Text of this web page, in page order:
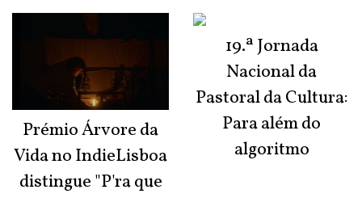
Prémio Árvore da
Vida no IndieLisboa
distingue "P'ra que
19.ª Jornada
Nacional da
Pastoral da Cultura:
Para além do
algoritmo